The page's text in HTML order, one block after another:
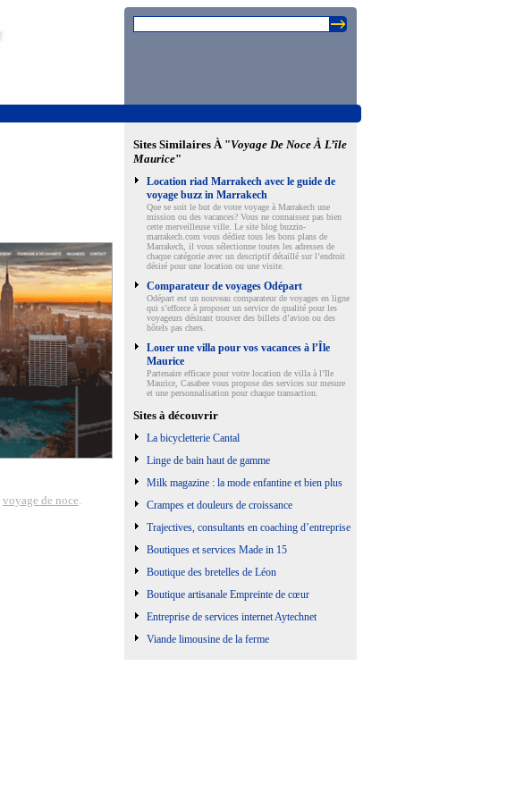
voyage de noce.
Sites Similaires À "Voyage De Noce À L’île
Maurice"
Location riad Marrakech avec le guide de
voyage buzz in Marrakech
Que se soit le but de votre voyage à Marrakech une
mission ou des vacances? Vous ne connaissez pas bien
cette merveilleuse ville. Le site blog buzzin-
marrakech.com vous dédiez tous les bons plans de
Marrakech, il vous sélectionne toutes les adresses de
chaque catégorie avec un descriptif détaillé sur l’endroit
désiré pour une location ou une visite.
Comparateur de voyages Odépart
Odépart est un nouveau comparateur de voyages en ligne
qui s’efforce à proposer un service de qualité pour les
voyageurs désirant trouver des billets d’avion ou des
hôtels pas chers.
Louer une villa pour vos vacances à l’Île
Maurice
Partenaire efficace pour votre location de villa à l’Ile
Maurice, Casabee vous propose des services sur mesure
et une personnalisation pour chaque transaction.
Sites à découvrir
La bicycletterie Cantal
Linge de bain haut de gamme
Milk magazine : la mode enfantine et bien plus
Crampes et douleurs de croissance
Trajectives, consultants en coaching d’entreprise
Boutiques et services Made in 15
Boutique des bretelles de Léon
Boutique artisanale Empreinte de cœur
Entreprise de services internet Aytechnet
Viande limousine de la ferme